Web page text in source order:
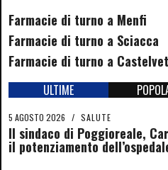
Farmacie di turno a Menfi
Farmacie di turno a Sciacca
Farmacie di turno a
ULTIME
5 AGOSTO 2026 / SALUTE
Il sindaco di Poggioreale,
il potenziamento